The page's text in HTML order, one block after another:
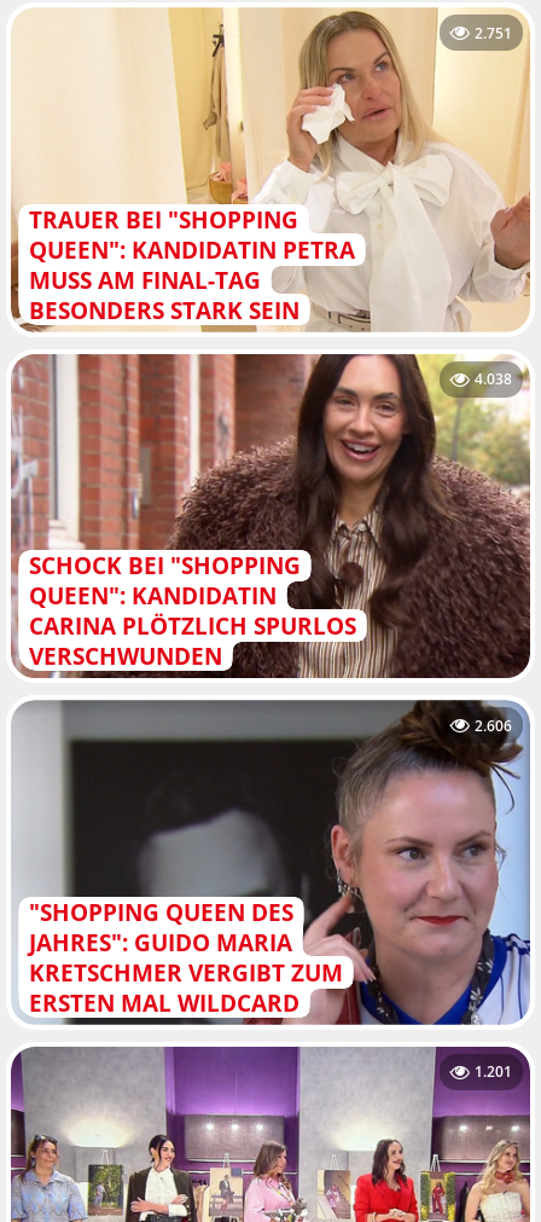
TRAUER BEI "SHOPPING
QUEEN": KANDIDATIN PETRA
MUSS AM FINAL-TAG
BESONDERS STARK SEIN
2.751
SCHOCK BEI "SHOPPING
QUEEN": KANDIDATIN
CARINA PLÖTZLICH SPURLOS
VERSCHWUNDEN
4.038
"SHOPPING QUEEN DES
JAHRES": GUIDO MARIA
KRETSCHMER VERGIBT ZUM
ERSTEN MAL WILDCARD
2.606
1.201